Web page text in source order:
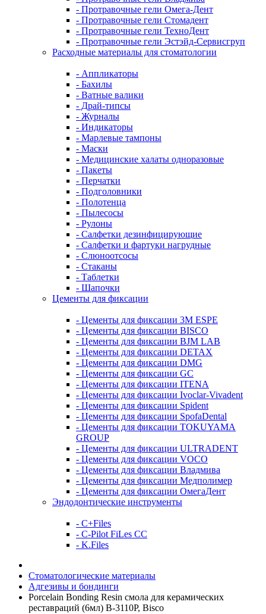
- Протравочные гели Омега-Дент
- Протравочные гели Стомадент
- Протравочные гели ТехноДент
- Протравочные гели Эстэйд-Сервисгруп
Расходные материалы для стоматологии
- Аппликаторы
- Бахилы
- Ватные валики
- Драй-типсы
- Журналы
- Индикаторы
- Марлевые тампоны
- Маски
- Медицинские халаты одноразовые
- Пакеты
- Перчатки
- Подголовники
- Полотенца
- Пылесосы
- Рулоны
- Салфетки дезинфицирующие
- Салфетки и фартуки нагрудные
- Слюноотсосы
- Стаканы
- Таблетки
- Шапочки
Цементы для фиксации
- Цементы для фиксации 3M ESPE
- Цементы для фиксации BISCO
- Цементы для фиксации BJM LAB
- Цементы для фиксации DETAX
- Цементы для фиксации DMG
- Цементы для фиксации GC
- Цементы для фиксации ITENA
- Цементы для фиксации Ivoclar-Vivadent
- Цементы для фиксации Spident
- Цементы для фиксации SpofaDental
- Цементы для фиксации TOKUYAMA
GROUP
- Цементы для фиксации ULTRADENT
- Цементы для фиксации VOCO
- Цементы для фиксации Владмива
- Цементы для фиксации Медполимер
- Цементы для фиксации ОмегаДент
Эндодонтические инструменты
- C+Files
- C-Pilot FiLes CC
- K.Files
Стоматологические материалы
Адгезивы и бондинги
Porcelain Bonding Resin смола для керамических
реставраций (6мл) B-3110P, Bisco